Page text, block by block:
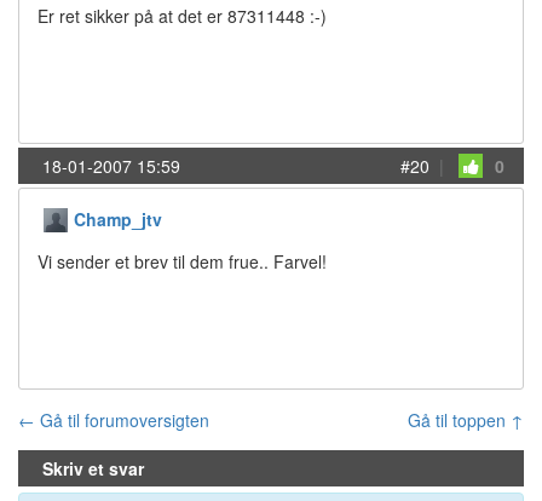
Er ret sikker på at det er 87311448 :-)
18-01-2007 15:59 #20 | 0
Champ_jtv
Vi sender et brev til dem frue.. Farvel!
← Gå til forumoversigten
Gå til toppen ↑
Skriv et svar